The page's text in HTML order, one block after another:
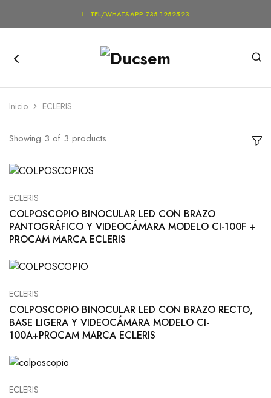
 TEL/WHATSAPP 735 1252523
Inicio ECLERIS
Showing 3 of 3 products
ECLERIS
COLPOSCOPIO BINOCULAR LED CON BRAZO
PANTOGRÁFICO Y VIDEOCÁMARA MODELO CI-100F +
PROCAM MARCA ECLERIS
ECLERIS
COLPOSCOPIO BINOCULAR LED CON BRAZO RECTO,
BASE LIGERA Y VIDEOCÁMARA MODELO CI-
100A+PROCAM MARCA ECLERIS
ECLERIS